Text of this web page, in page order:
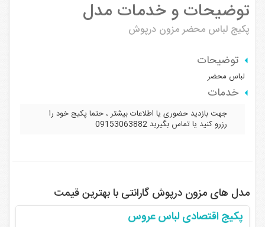
توضیحات و خدمات مدل
پکیج لباس محضرمزون درپوش
توضیحات
لباس محضر
خدمات
جهت بازدید حضوری یا اطلاعات بیشتر ، حتما پکیج خود را
رزرو کنید یا تماس بگیرید 09153063882
مدل های مزون درپوش گارانتی با بهترین قیمت
پکیج اقتصادی لباس عروس